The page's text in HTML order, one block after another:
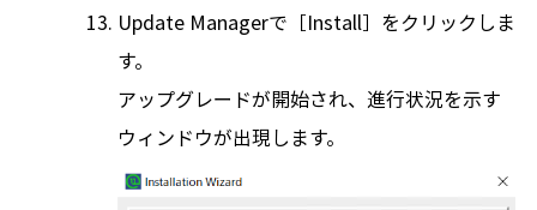
Update Managerで［Install］をクリックしま
す。
アップグレードが開始され、進行状況を示す
ウィンドウが出現します。